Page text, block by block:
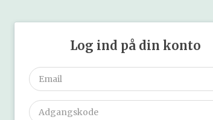
Log ind på din konto